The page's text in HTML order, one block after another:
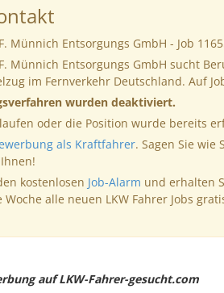
Münnich Entsorgungs GmbH - Job
Münnich Entsorgungs GmbH sucht
im Fernverkehr Deutschland. Auf
wurden deaktiviert.
oder die Position wurde bereits
als Kraftfahrer. Sagen Sie wie
kostenlosen Job-Alarm und erhalten
alle neuen LKW Fahrer Jobs
auf LKW-Fahrer-gesucht.com